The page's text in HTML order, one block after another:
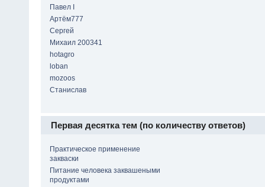
Павел I
Артём777
Сергей
Михаил 200341
hotagro
loban
mozoos
Станислав
Первая десятка тем (по количеству ответов)
Практическое применение
закваски
Питание человека заквашеными
продуктами